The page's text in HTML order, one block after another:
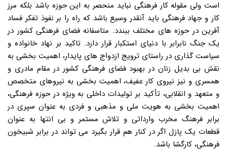
است ولی مقوله کار فرهنگی نباید منحصر به این حوزه باشد بلکه مرز
کار و جهاد فرهنگی باید آنقدر وسیع باشد که راه را بر نفوذ تفکر فساد
آفرین در حوزه های مختلف ببندد. متاسفانه فضای فرهنگی کشور در
یک جنگ نابرابر با دنیای استکبار قرار دارد. تاکید بر نهاد خانواده و
سیاست گذاری در راستای ترویج ازدواج های پایدار، اهمیت بخشی به
نقش بی بدیل زنان در بهبود فضای فرهنگی کشور در مقام مادری و
همسری و نیز نیروی کار عفیف، اهمیت بخشی به نیروهای متخصص
و متعهد و انقلابی، تأکید بر تولیدات داخلی به ویژه در حوزه فرهنگی،
اهمیت بخشی به هویت ملی و مذهبی و فردی به عنوان سپری در
برابر فرهنگ مخرب وارداتی و تلاش مستمر و بی انتها به عنوان
قطعات یک پازل اگر در کنار هم قرار بگیرد می تواند در برابر شبیخون
فرهنگی، کارگشا باشد.